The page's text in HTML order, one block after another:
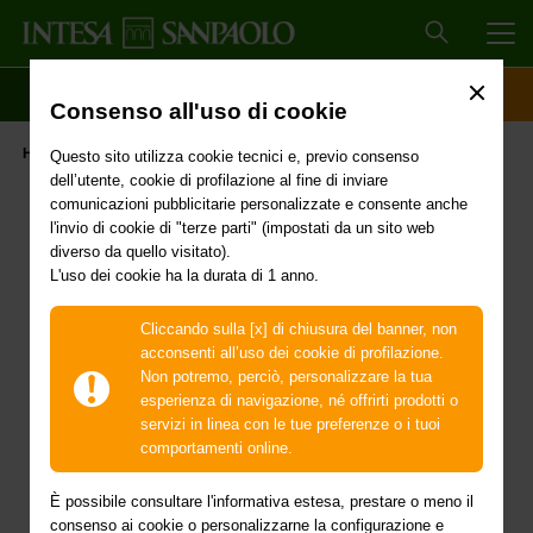
Consenso all'uso di cookie
Questo sito utilizza cookie tecnici e, previo consenso
dell’utente, cookie di profilazione al fine di inviare
comunicazioni pubblicitarie personalizzate e consente anche
l'invio di cookie di "terze parti" (impostati da un sito web
diverso da quello visitato).
L'uso dei cookie ha la durata di 1 anno.
Cliccando sulla [x] di chiusura del banner, non
acconsenti all’uso dei cookie di profilazione.
Non potremo, perciò, personalizzare la tua
esperienza di navigazione, né offrirti prodotti o
servizi in linea con le tue preferenze o i tuoi
comportamenti online.
È possibile consultare l'informativa estesa, prestare o meno il
consenso ai cookie o personalizzarne la configurazione e
Home Covid-19 Fai la spesa contactless
Emergenza Covid-19:
fai la spesa contactless
con le carte Intesa
Sanpaolo abilitate
Con la tecnologia contactless paghi con un
gesto al supermercato e